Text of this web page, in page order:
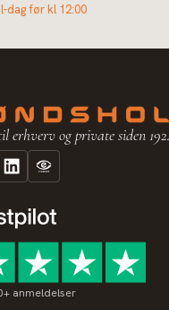
dag før kl 12:00
erhverv og private siden
anmeldelser